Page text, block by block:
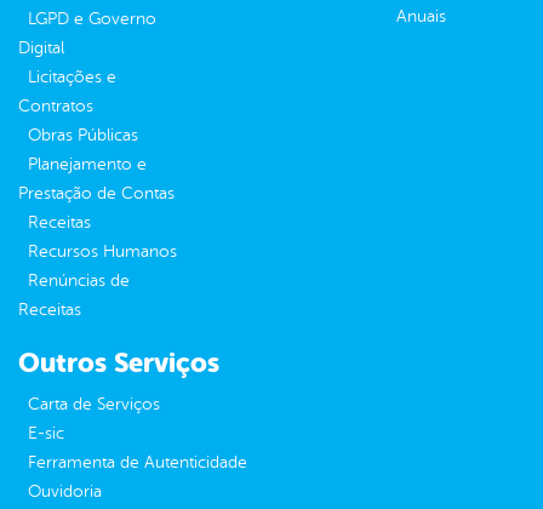
LGPD e Governo
Digital
Licitações e
Contratos
Obras Públicas
Planejamento e
Prestação de Contas
Receitas
Recursos Humanos
Renúncias de
Receitas
Anuais
Outros Serviços
Carta de Serviços
E-sic
Ferramenta de Autenticidade
Ouvidoria